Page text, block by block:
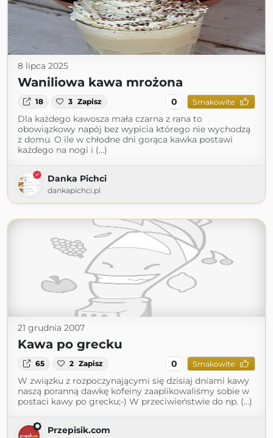
8 lipca 2025
Waniliowa kawa mrożona
18 3 Zapisz 0 Smakowite
Dla każdego kawosza mała czarna z rana to
obowiązkowy napój bez wypicia którego nie wychodzą
z domu. O ile w chłodne dni gorąca kawka postawi
każdego na nogi i (...)
Danka Pichci
dankapichci.pl
21 grudnia 2007
Kawa po grecku
65 2 Zapisz 0 Smakowite
W związku z rozpoczynającymi się dzisiaj dniami kawy
naszą poranną dawkę kofeiny zaaplikowaliśmy sobie w
postaci kawy po grecku;-) W przeciwieństwie do np. (...)
Przepisik.com